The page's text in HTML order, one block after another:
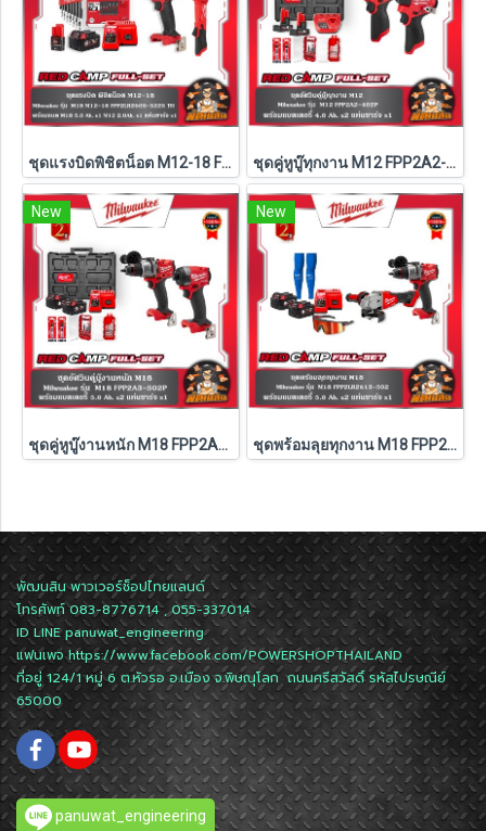
ชุดแรงบิดพิชิตน็อต M12-18 FPP2LR2605-522X TH Milwaukee (M18-FMTIW2F12-0X0+M12-FRAIWF12-0) ชุดคู่หูบู๊ทุกงาน M12 FPP2A2-402P Milwaukee (Q3)
New
ชุดคู่หูบู๊งานหนัก M18 FPP2A3-502P Milwaukee (Q3)
New
ชุดพร้อมลุยทุกงาน M18 FPP2LR2613-502 Milwaukee (M18-FPD3+M18-FSAGV100XB-0X0)
พัฒนสิน พาวเวอร์ช็อปไทยแลนด์
โทรศัพท์ 083-8776714 , 055-337014
ID LINEpanuwat_engineering
แฟนเพจhttps://www.facebook.com/POWERSHOPTHAILAND
ที่อยู่ 124/1 หมู่ 6 ต.หัวรอ อ.เมือง จ.พิษณุโลก ถนนศรีสวัสดิ์ รหัสไปรษณีย์
65000
panuwat_engineering